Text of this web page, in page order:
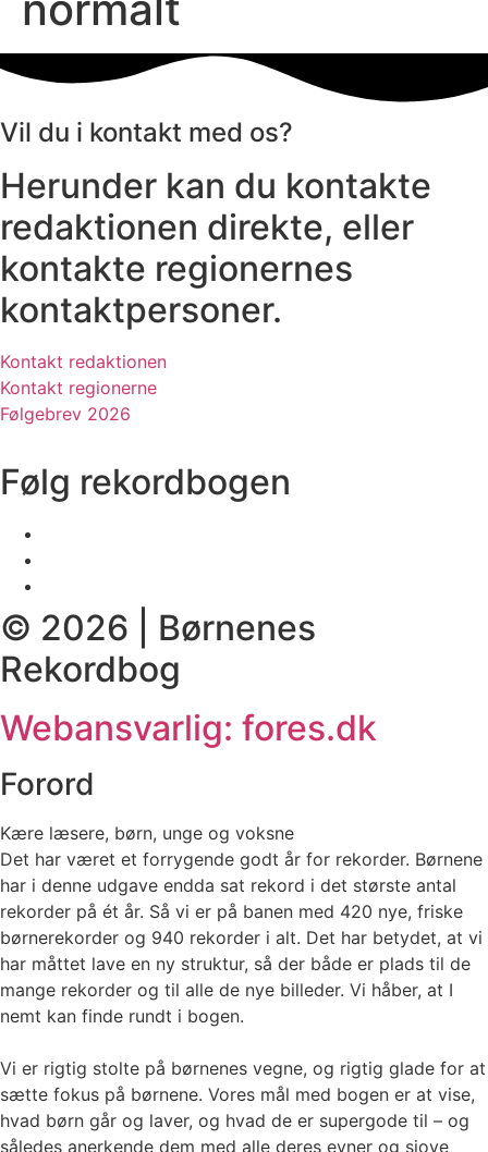
Vil du i kontakt med os?
Herunder kan du kontakte
redaktionen direkte, eller
kontakte regionernes
kontaktpersoner.
Kontakt redaktionen
Kontakt regionerne
Følgebrev 2026
Følg rekordbogen
© 2026 | Børnenes
Rekordbog
Webansvarlig: fores.dk
Forord
Kære læsere, børn, unge og voksne
Det har været et forrygende godt år for rekorder. Børnene
har i denne udgave endda sat rekord i det største antal
rekorder på ét år. Så vi er på banen med 420 nye, friske
børnerekorder og 940 rekorder i alt. Det har betydet, at vi
har måttet lave en ny struktur, så der både er plads til de
mange rekorder og til alle de nye billeder. Vi håber, at I
nemt kan finde rundt i bogen.
Vi er rigtig stolte på børnenes vegne, og rigtig glade for at
sætte fokus på børnene. Vores mål med bogen er at vise,
hvad børn går og laver, og hvad de er supergode til – og
således anerkende dem med alle deres evner og sjove